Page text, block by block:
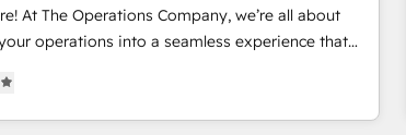
environments that
with confidence and that leadership can rely on
At The Operations Company, we’re all about
operations into a seamless experience that
results. We specialize in transforming complex
into efficient, scalable solutions that work across
We’re a unique blend of deep